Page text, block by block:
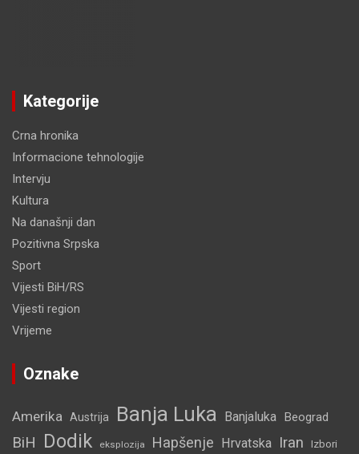
Kategorije
Crna hronika
Informacione tehnologije
Intervju
Kultura
Na današnji dan
Pozitivna Srpska
Sport
Vijesti BiH/RS
Vijesti region
Vrijeme
Oznake
Amerika Austrija Banja Luka Banjaluka Beograd
BiH Dodik eksplozija Hapšenje Hrvatska Iran Izbori